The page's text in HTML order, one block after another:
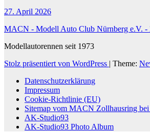
27. April 2026
MACN - Modell Auto Club Nürnberg e.V. -
Modellautorennen seit 1973
Stolz präsentiert von WordPress | Theme:
Datenschutzerklärung
Impressum
Cookie-Richtlinie (EU)
Sitemap vom MACN Zollhausring
AK-Studio93
AK-Studio93 Photo Album